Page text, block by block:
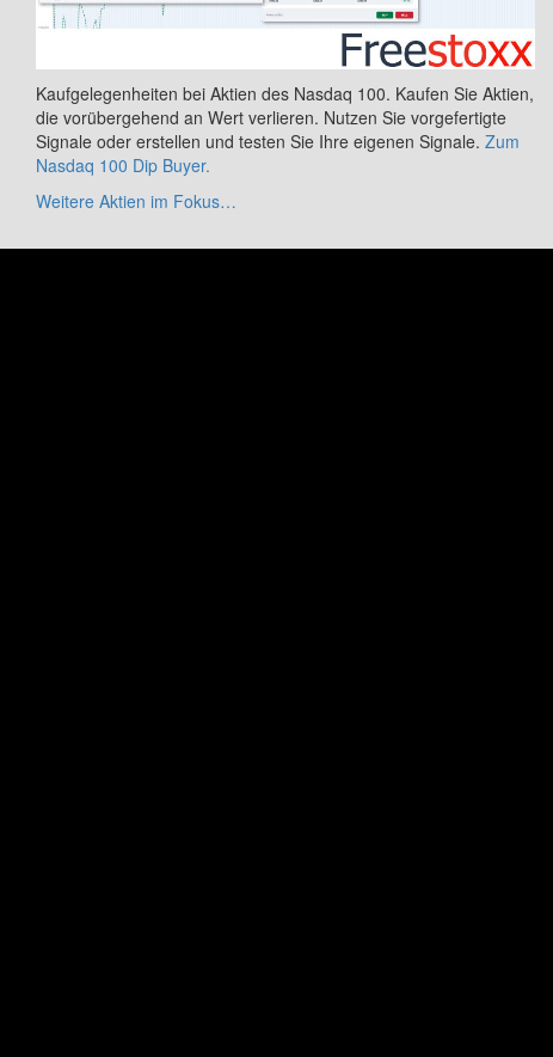
Kaufgelegenheiten bei Aktien des Nasdaq 100. Kaufen Sie Aktien,
die vorübergehend an Wert verlieren. Nutzen Sie vorgefertigte
Signale oder erstellen und testen Sie Ihre eigenen Signale. Zum
Nasdaq 100 Dip Buyer.
Weitere Aktien im Fokus…